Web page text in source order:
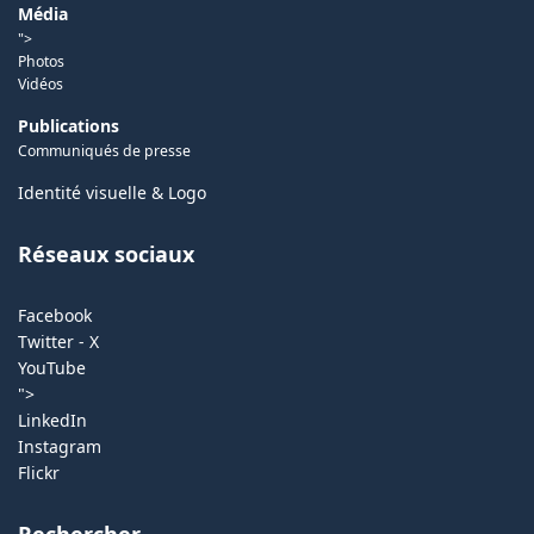
Média
">
Photos
Vidéos
Publications
Communiqués de presse
Identité visuelle & Logo
Réseaux sociaux
Facebook
Twitter - X
YouTube
">
LinkedIn
Instagram
Flickr